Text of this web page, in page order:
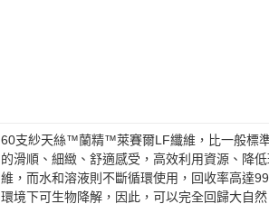
60支紗天絲™蘭精™萊賽爾LF纖維，比一般標
的滑順、細緻、舒適感受，高效利用資源、降
維，而水和溶液則不斷循環使用，回收率高達
環境下可生物降解，因此，可以完全回歸大自然